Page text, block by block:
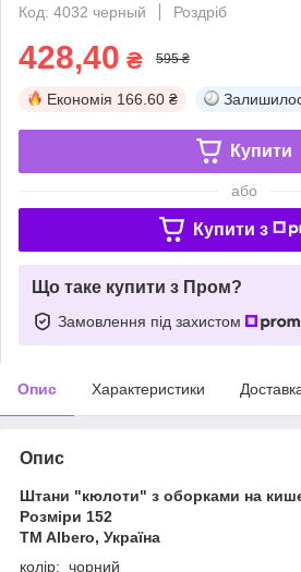
Код: 4032 черный
Роздріб
428,40 ₴ 595 ₴
Економія 166.60 ₴
Купити
або
Купити з
Що таке купити з Пром?
Замовлення під захистом
Опис Характеристики
Опис
Штани "кюлоти" з оборками на
Розміри 152
TM Albero, Україна
колір: чорний